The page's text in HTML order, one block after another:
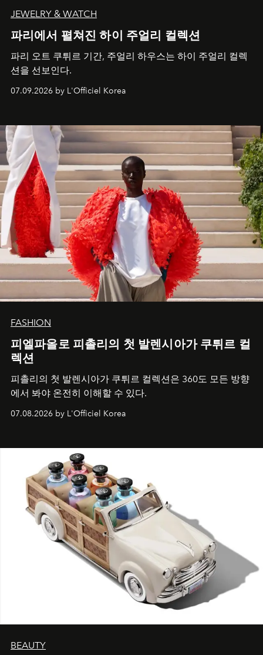
JEWELRY & WATCH
파리에서 펼쳐진 하이 주얼리 컬렉션
파리 오트 쿠튀르 기간, 주얼리 하우스는 하이 주얼리 컬렉
션을 선보인다.
07.09.2026 by L'Officiel Korea
FASHION
피엘파올로 피촐리의 첫 발렌시아가 쿠튀르 컬
렉션
피촐리의 첫 발렌시아가 쿠튀르 컬렉션은 360도 모든 방향
에서 봐야 온전히 이해할 수 있다.
07.08.2026 by L'Officiel Korea
BEAUTY